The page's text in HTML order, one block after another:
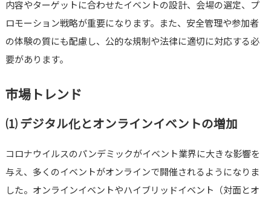
内容やターゲットに合わせたイベントの設計、会場の選定、プ
ロモーション戦略が重要になります。また、安全管理や参加者
の体験の質にも配慮し、公的な規制や法律に適切に対応する必
要があります。
市場トレンド
⑴ デジタル化とオンラインイベントの増加
コロナウイルスのパンデミックがイベント業界に大きな影響を
与え、多くのイベントがオンラインで開催されるようになりま
した。オンラインイベントやハイブリッドイベント（対面とオ